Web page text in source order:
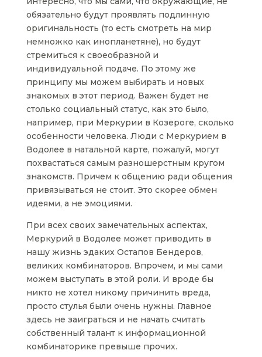
обязательно будут проявлять подлинную
оригинальность (то есть смотреть на мир
немножко как инопланетяне), но будут
стремиться к своеобразной и
индивидуальной подаче. По этому же
принципу мы можем выбирать и новых
знакомых в этот период. Важен будет не
столько социальный статус, как это было,
например, при Меркурии в Козероге, сколько
особенности человека. Люди с Меркурием в
Водолее в натальной карте, пожалуй, могут
похвастаться самым разношерстным кругом
знакомств. Причем к общению ради общения
привязываться не стоит. Это скорее обмен
идеями, а не эмоциями.
При всех своих замечательных аспектах,
Меркурий в Водолее может приводить в
нашу жизнь эдаких Остапов Бендеров,
великих комбинаторов. Впрочем, и мы сами
можем выступать в этой роли. И вроде бы
никто не хотел никому причинить вреда,
просто стулья были очень нужны. Главное
здесь не заиграться и не начать считать
собственный талант к информационной
комбинаторике превыше прочих.